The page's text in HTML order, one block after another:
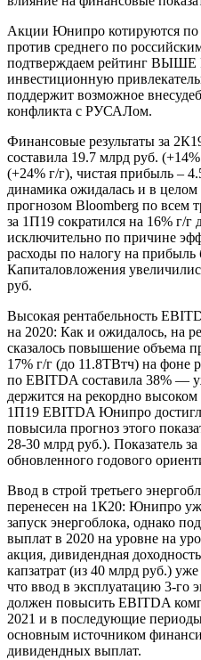
Акции Юнипро котируются
против среднего по
подтверждаем рейтинг
инвестиционную
поддержит возможное
конфликта с РУСАЛом.
Финансовые результаты за
составила 19.7 млрд руб.
(+24% г/г), чистая прибыль –
динамика ожидалась и в целом
прогнозом Bloomberg по всем
за 1П19 сократился на 16% г/г
исключительно по причине
расходы по налогу на
Капиталовложения
руб.
Высокая рентабельность
на 2020: Как и ожидалось, на
сказалось повышение объема
17% г/г (до 11.8ТВтч) на фоне
по EBITDA составила 38% —
держится на рекордно
1П19 EBITDA Юнипро
повысила прогноз этого
28-30 млрд руб.). Показатель
обновленного годового
Ввод в строй третьего
перенесен на 1К20: Юнипро
запуск энергоблока, однако
выплат в 2020 на уровне на
акция, дивидендная
капзатрат (из 40 млрд руб.)
что ввод в эксплуатацию 3-го
должен повысить EBITDA
2021 и в последующие
основным источником
дивидендных выплат.